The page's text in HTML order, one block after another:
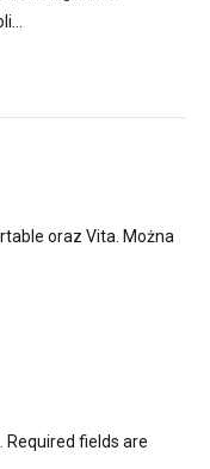
oraz Vita. Można
Required fields are